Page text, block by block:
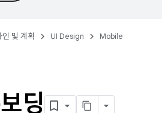
인 및 계획 UI Design
Mobile
딩